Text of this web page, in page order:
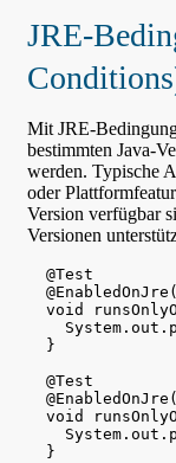
JRE-
Mit JRE-
bestimmten Java-
werden. Typische
oder
Version verfügbar
Versionen
  @Test
void
  }
  @Test
void
  }